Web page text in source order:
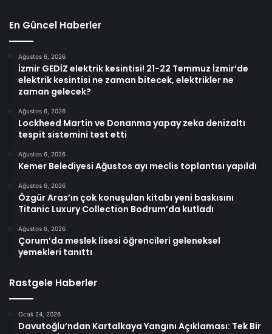
En Güncel Haberler
Ağustos 6, 2026
İzmir GEDİZ elektrik kesintisi! 21-22 Temmuz İzmir’de
elektrik kesintisi ne zaman bitecek, elektrikler ne
zaman gelecek?
Ağustos 6, 2026
Lockheed Martin ve Donanma yapay zeka denizaltı
tespit sistemini test etti
Ağustos 6, 2026
Kemer Belediyesi Ağustos ayı meclis toplantısı yapıldı
Ağustos 6, 2026
Özgür Aras’ın çok konuşulan kitabı yeni baskısını
Titanic Luxury Collection Bodrum’da kutladı
Ağustos 6, 2026
Çorum’da meslek lisesi öğrencileri geleneksel
yemekleri tanıttı
Rastgele Haberler
Ocak 24, 2026
Davutoğlu’ndan Kartalkaya Yangını Açıklaması: Tek Bir